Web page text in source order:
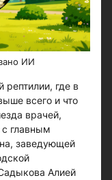
ИИ
рептилии, где в
всего и что
врачей,
с главным
заведующей
Алией